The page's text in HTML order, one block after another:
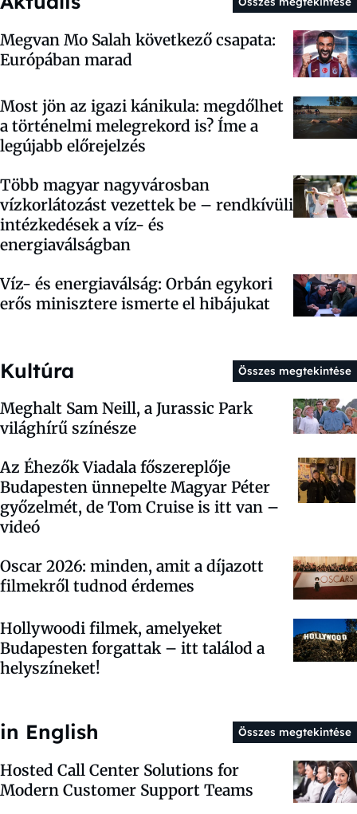
Megvan Mo Salah következő csapata:
Európában marad
Most jön az igazi kánikula: megdőlhet
a történelmi melegrekord is? Íme a
legújabb előrejelzés
Több magyar nagyvárosban
vízkorlátozást vezettek be – rendkívüli
intézkedések a víz- és
energiaválságban
Víz- és energiaválság: Orbán egykori
erős minisztere ismerte el hibájukat
Kultúra Összes megtekintése
Meghalt Sam Neill, a Jurassic Park
világhírű színésze
Az Éhezők Viadala főszereplője
Budapesten ünnepelte Magyar Péter
győzelmét, de Tom Cruise is itt van –
videó
Oscar 2026: minden, amit a díjazott
filmekről tudnod érdemes
Hollywoodi filmek, amelyeket
Budapesten forgattak – itt találod a
helyszíneket!
in English Összes megtekintése
Hosted Call Center Solutions for
Modern Customer Support Teams